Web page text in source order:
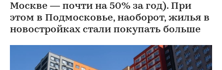
Москве — почти на 50% за год). При
этом в Подмосковье, наоборот, жилья в
новостройках стали покупать больше